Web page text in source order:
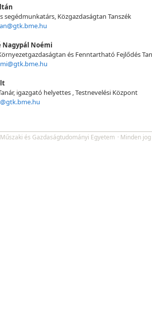
segédmunkatárs, Közgazdaságtan Tanszék
Nagypál Noémi
és Fenntartható Fejlődés
igazgató helyettes , Testnevelési Központ
és Gazdaságtudományi Egyetem · Minden